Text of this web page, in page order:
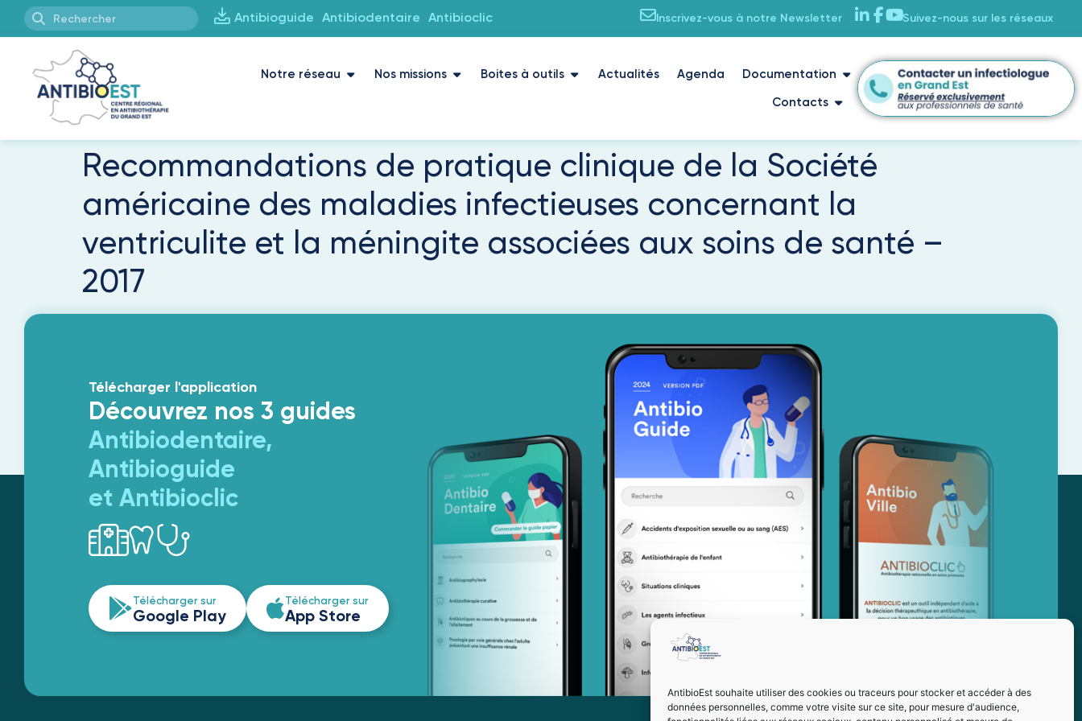
AntibioEst souhaite utiliser des cookies ou traceurs pour stocker et accéder à des
données personnelles, comme votre visite sur ce site, pour mesure d'audience,
Antibioguide Antibiodentaire Antibioclic Inscrivez-vous à notre Newsletter Suivez-nous sur les réseaux
Notre réseau Nos missions Boites à outils Actualités Agenda
Documentation
Contacts
Recommandations de pratique clinique de la Société
américaine des maladies infectieuses concernant la
ventriculite et la méningite associées aux soins de santé –
2017
Télécharger l'application
Découvrez nos 3 guides
Antibiodentaire,
Antibioguide
et Antibioclic
Télécharger sur
Google Play
Télécharger sur
App Store